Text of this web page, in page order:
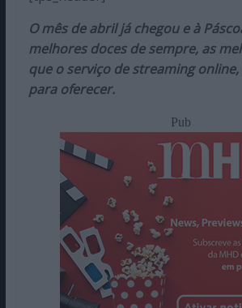
O mês de abril já chegou e à
melhores doces de sempre, as
que o serviço de streaming
para oferecer.
Pub